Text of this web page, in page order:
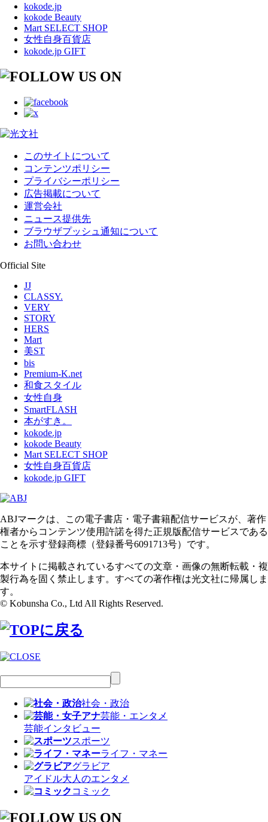
kokode.jp
kokode Beauty
Mart SELECT SHOP
女性自身百貨店
kokode.jp GIFT
このサイトについて
コンテンツポリシー
プライバシーポリシー
広告掲載について
運営会社
ニュース提供先
ブラウザプッシュ通知について
お問い合わせ
Official Site
JJ
CLASSY.
VERY
STORY
HERS
Mart
美ST
bis
Premium-K.net
和食スタイル
女性自身
SmartFLASH
本がすき。
kokode.jp
kokode Beauty
Mart SELECT SHOP
女性自身百貨店
kokode.jp GIFT
ABJマークは、この電子書店・電子書籍配信サービスが、著作
権者からコンテンツ使用許諾を得た正規版配信サービスである
ことを示す登録商標（登録番号6091713号）です。
本サイトに掲載されているすべての文章・画像の無断転載・複
製行為を固く禁止します。すべての著作権は光文社に帰属しま
す。
© Kobunsha Co., Ltd All Rights Reserved.
社会・政治
芸能・エンタメ
芸能インタビュー
スポーツ
ライフ・マネー
グラビア
アイドル大人のエンタメ
コミック